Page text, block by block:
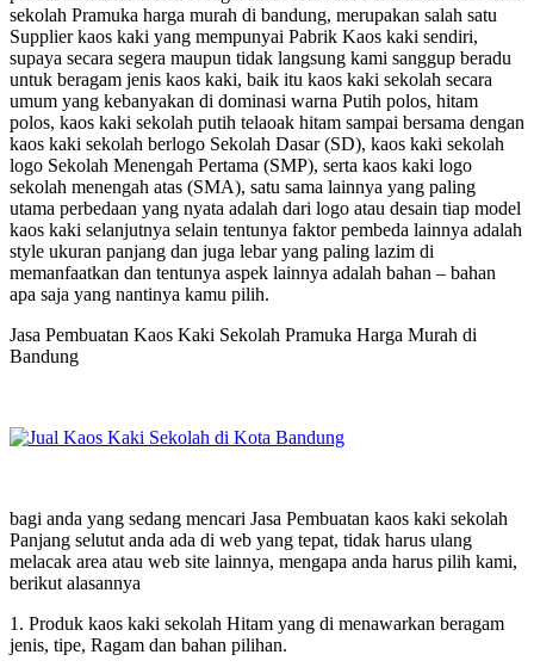
sekolah Pramuka harga murah di bandung, merupakan salah satu
Supplier kaos kaki yang mempunyai Pabrik Kaos kaki sendiri,
supaya secara segera maupun tidak langsung kami sanggup beradu
untuk beragam jenis kaos kaki, baik itu kaos kaki sekolah secara
umum yang kebanyakan di dominasi warna Putih polos, hitam
polos, kaos kaki sekolah putih telaoak hitam sampai bersama dengan
kaos kaki sekolah berlogo Sekolah Dasar (SD), kaos kaki sekolah
logo Sekolah Menengah Pertama (SMP), serta kaos kaki logo
sekolah menengah atas (SMA), satu sama lainnya yang paling
utama perbedaan yang nyata adalah dari logo atau desain tiap model
kaos kaki selanjutnya selain tentunya faktor pembeda lainnya adalah
style ukuran panjang dan juga lebar yang paling lazim di
memanfaatkan dan tentunya aspek lainnya adalah bahan – bahan
apa saja yang nantinya kamu pilih.
Jasa Pembuatan Kaos Kaki Sekolah Pramuka Harga Murah di
Bandung
bagi anda yang sedang mencari Jasa Pembuatan kaos kaki sekolah
Panjang selutut anda ada di web yang tepat, tidak harus ulang
melacak area atau web site lainnya, mengapa anda harus pilih kami,
berikut alasannya
1. Produk kaos kaki sekolah Hitam yang di menawarkan beragam
jenis, tipe, Ragam dan bahan pilihan.